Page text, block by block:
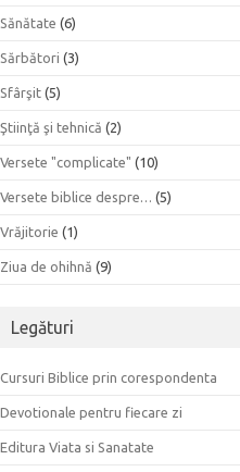
Sănătate (6)
Sărbători (3)
Sfârşit (5)
Ştiinţă şi tehnică (2)
Versete "complicate" (10)
Versete biblice despre… (5)
Vrăjitorie (1)
Ziua de ohihnă (9)
Legături
Cursuri Biblice prin corespondenta
Devotionale pentru fiecare zi
Editura Viata si Sanatate